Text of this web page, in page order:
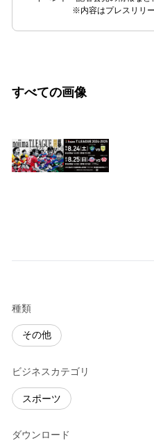
※内容はプレスリリ
すべての画像
種類
その他
ビジネスカテゴリ
スポーツ
ダウンロード